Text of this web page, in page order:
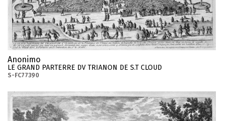
Anonimo
LE GRAND PARTERRE DV TRIANON DE S.T CLOUD
S-FC77390